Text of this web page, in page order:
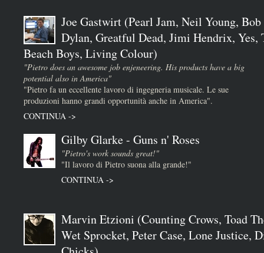
Joe Gastwirt (Pearl Jam, Neil Young, Bob
Dylan, Greatful Dead, Jimi Hendrix, Yes,
Beach Boys, Living Colour)
"Pietro does an awesome job enjeneering. His products have a big
potential also in America"
"Pietro fa un eccellente lavoro di ingegneria musicale. Le sue
produzioni hanno grandi opportunità anche in America".
CONTINUA ->
Gilby Glarke - Guns n' Roses
"Pietro's work sounds great!"
"Il lavoro di Pietro suona alla grande!"
CONTINUA ->
Marvin Etzioni (Counting Crows, Toad
Wet Sprocket, Peter Case, Lone Justice,